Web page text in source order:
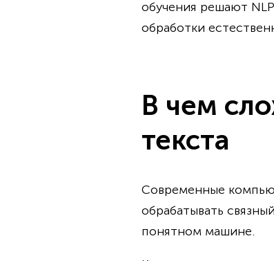
обучения решают
обработки
В чем
текста
Современные
обрабатывать
понятном машине.